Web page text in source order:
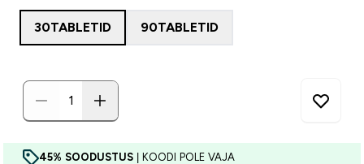
30TABLETID 90TABLETID
45% SOODUSTUS | KOODI POLE VAJA